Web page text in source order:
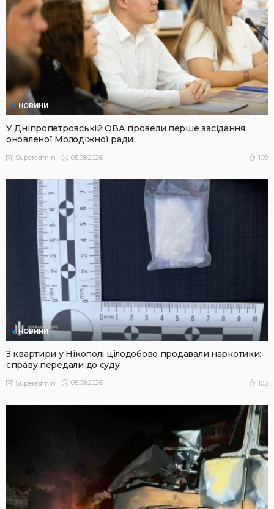
НОВИНИ
У Дніпропетровській ОВА провели перше засідання
оновленої Молодіжної ради
Superadmin 05.08.2026 109
НОВИНИ
З квартири у Нікополі цілодобово продавали наркотики:
справу передали до суду
Superadmin 05.08.2026 103